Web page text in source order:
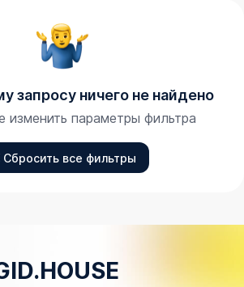
запросу ничего не найдено
изменить параметры фильтра
Сбросить все фильтры